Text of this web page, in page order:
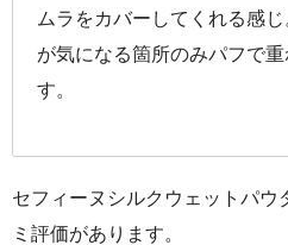
ムラをカバーしてくれる感
が気になる箇所のみパフで
す。
セフィーヌシルクウェットパウ
ミ評価があります。